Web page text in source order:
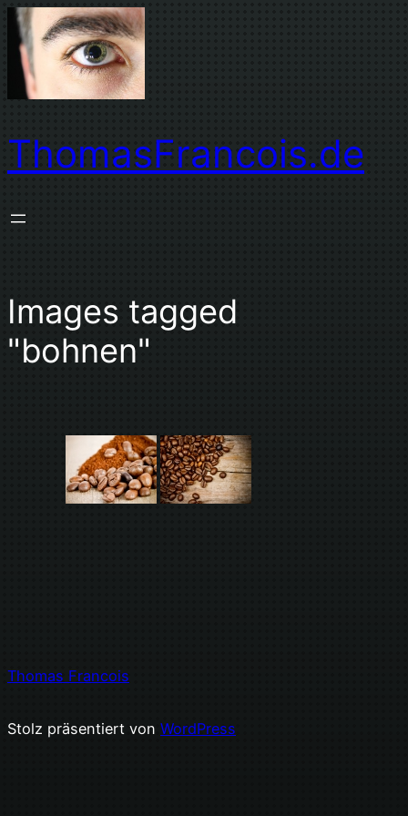
Zum
Inhalt
springen
ThomasFrancois.de
Images tagged
"bohnen"
Thomas Francois
Stolz präsentiert von WordPress